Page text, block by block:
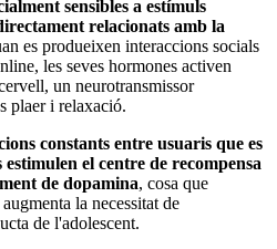
sensibles a estímuls
relacionats amb la
es produeixen interaccions socials
les seves hormones activen
un neurotransmissor
plaer i relaxació.
constants entre usuaris que es
el centre de recompensa
de dopamina, cosa que
la necessitat de
de l'adolescent.